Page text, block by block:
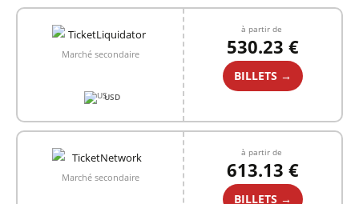
Marché secondaire
USD
à partir de
530.23 €
BILLETS →
Marché secondaire
à partir de
613.13 €
BILLETS →